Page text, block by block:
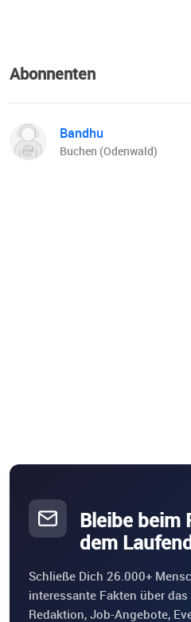
Abonnenten
Bandhu
Buchen (Odenwald)
Bleibe beim
dem
Schließe Dich 26.000+
interessante Fakten über
Redaktion, Job-Angebote,